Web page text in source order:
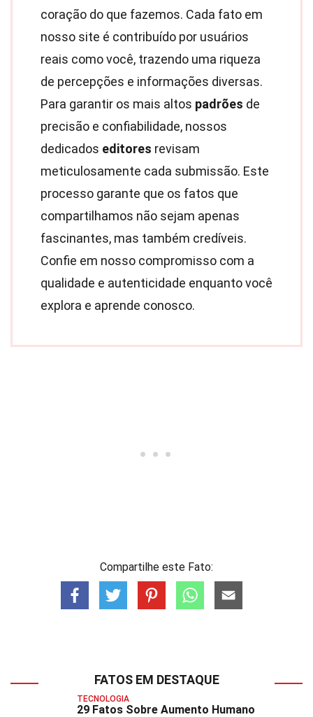
coração do que fazemos. Cada fato em
nosso site é contribuído por usuários
reais como você, trazendo uma riqueza
de percepções e informações diversas.
Para garantir os mais altos padrões de
precisão e confiabilidade, nossos
dedicados editores revisam
meticulosamente cada submissão. Este
processo garante que os fatos que
compartilhamos não sejam apenas
fascinantes, mas também credíveis.
Confie em nosso compromisso com a
qualidade e autenticidade enquanto você
explora e aprende conosco.
Compartilhe este Fato:
FATOS EM DESTAQUE
TECNOLOGIA
29 Fatos Sobre Aumento Humano